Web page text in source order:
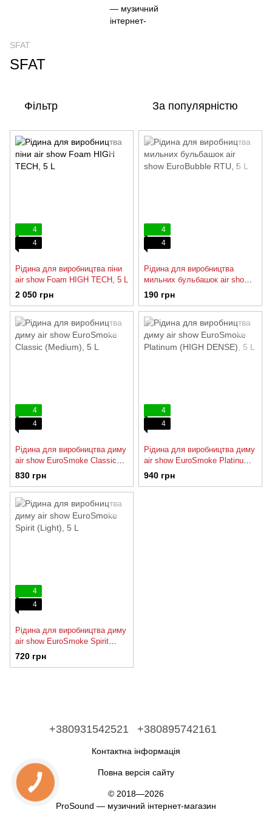
SFAT
SFAT
Фільтр За популярністю
4
4
Рідина для виробництва піни
air show Foam HIGH TECH, 5 L
2 050 грн
4
4
Рідина для виробництва
мильних бульбашок air show
EuroBubble RTU, 5 L
190 грн
4
4
Рідина для виробництва диму
air show EuroSmoke Classic
(Medium), 5 L
830 грн
4
4
Рідина для виробництва диму
air show EuroSmoke Platinum
(HIGH DENSE), 5 L
940 грн
4
4
Рідина для виробництва диму
air show EuroSmoke Spirit
(Light), 5 L
720 грн
+380931542521 +380895742161
Контактна інформація
Повна версія сайту
© 2018—2026
ProSound — музичний інтернет-магазин